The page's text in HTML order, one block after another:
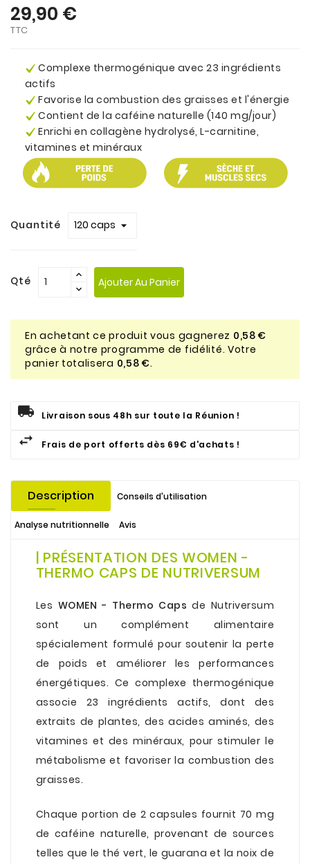
29,90 €
TTC
Complexe thermogénique avec 23 ingrédients
actifs
Favorise la combustion des graisses et l'énergie
Contient de la caféine naturelle (140 mg/jour)
Enrichi en collagène hydrolysé, L-carnitine,
vitamines et minéraux
Quantité
Qté Ajouter Au Panier
En achetant ce produit vous gagnerez 0,58 €
grâce à notre programme de fidélité. Votre
panier totalisera 0,58 €.
Livraison sous 48h sur toute la Réunion !
Frais de port offerts dès 69€ d'achats !
Description Conseils d'utilisation
Analyse nutritionnelle Avis
| PRÉSENTATION DES WOMEN -
THERMO CAPS DE NUTRIVERSUM
Les WOMEN - Thermo Caps de Nutriversum
sont un complément alimentaire
spécialement formulé pour soutenir la perte
de poids et améliorer les performances
énergétiques. Ce complexe thermogénique
associe 23 ingrédients actifs, dont des
extraits de plantes, des acides aminés, des
vitamines et des minéraux, pour stimuler le
métabolisme et favoriser la combustion des
graisses.
Chaque portion de 2 capsules fournit 70 mg
de caféine naturelle, provenant de sources
telles que le thé vert, le guarana et la noix de